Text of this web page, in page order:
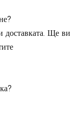
Ще ви